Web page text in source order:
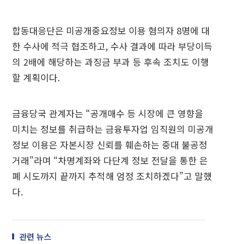
합동대응단은 미공개중요정보 이용 혐의자 8명에 대
한 수사에 적극 협조하고, 수사 결과에 따라 부당이득
의 2배에 해당하는 과징금 부과 등 후속 조치도 이행
할 계획이다.
금융당국 관계자는 “공개매수 등 시장에 큰 영향을
미치는 정보를 취급하는 금융투자업 임직원의 미공개
정보 이용은 자본시장 신뢰를 훼손하는 중대 불공정
거래”라며 “차명계좌와 다단계 정보 전달을 통한 은
폐 시도까지 끝까지 추적해 엄정 조치하겠다”고 말했
다.
관련 뉴스